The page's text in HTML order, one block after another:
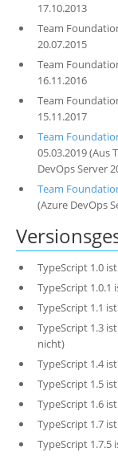
17.10.2013
Team
20.07.2015
Team
16.11.2016
Team
15.11.2017
Team
05.03.2019 (Aus
DevOps Server
Team
(Azure DevOps
TypeScript 1.0
TypeScript 1.0.1
TypeScript 1.1
TypeScript 1.3
nicht)
TypeScript 1.4
TypeScript 1.5
TypeScript 1.6
TypeScript 1.7
TypeScript 1.7.5